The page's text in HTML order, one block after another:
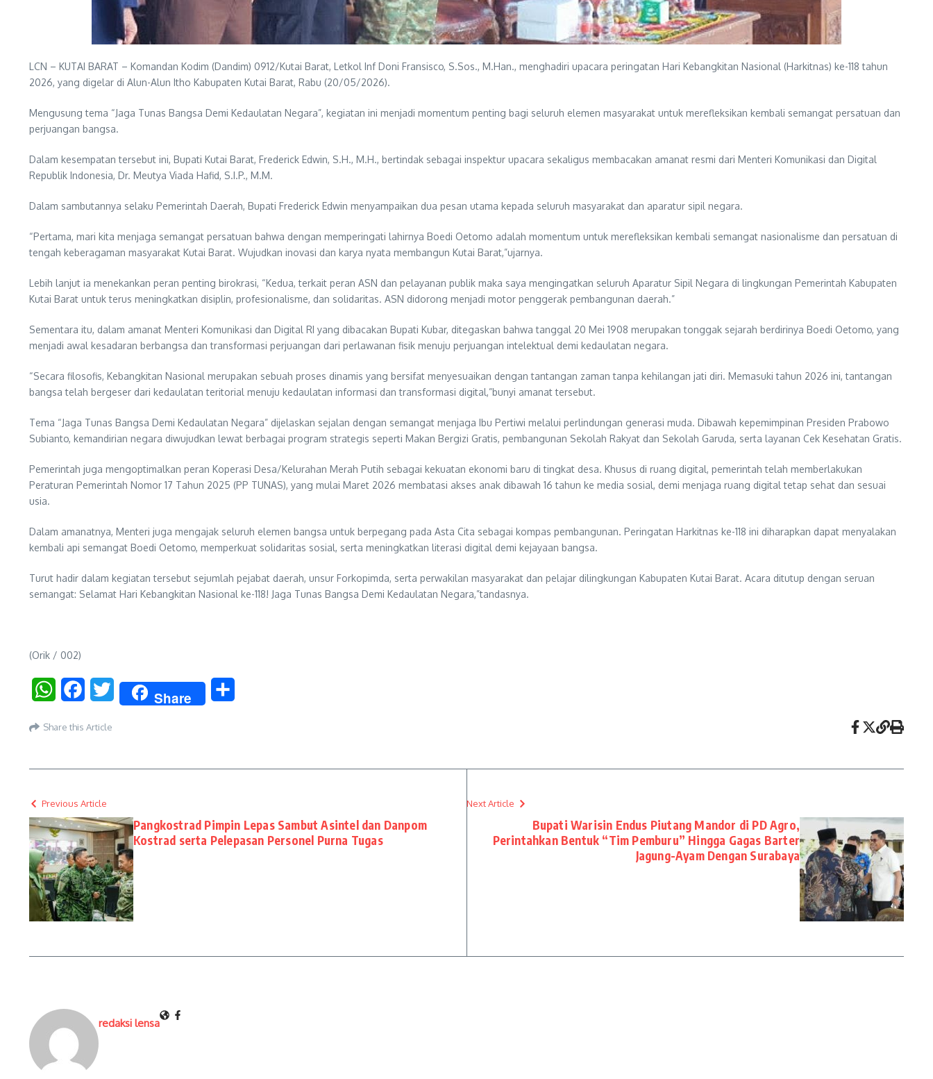
LCN – KUTAI BARAT – Komandan Kodim (Dandim) 0912/Kutai Barat, Letkol Inf Doni Fransisco, S.Sos., M.Han., menghadiri upacara peringatan Hari Kebangkitan Nasional (Harkitnas) ke-118 tahun
2026, yang digelar di Alun-Alun Itho Kabupaten Kutai Barat, Rabu (20/05/2026).
Mengusung tema “Jaga Tunas Bangsa Demi Kedaulatan Negara”, kegiatan ini menjadi momentum penting bagi seluruh elemen masyarakat untuk merefleksikan kembali semangat persatuan dan
perjuangan bangsa.
Dalam kesempatan tersebut ini, Bupati Kutai Barat, Frederick Edwin, S.H., M.H., bertindak sebagai inspektur upacara sekaligus membacakan amanat resmi dari Menteri Komunikasi dan Digital
Republik Indonesia, Dr. Meutya Viada Hafid, S.I.P., M.M.
Dalam sambutannya selaku Pemerintah Daerah, Bupati Frederick Edwin menyampaikan dua pesan utama kepada seluruh masyarakat dan aparatur sipil negara.
“Pertama, mari kita menjaga semangat persatuan bahwa dengan memperingati lahirnya Boedi Oetomo adalah momentum untuk merefleksikan kembali semangat nasionalisme dan persatuan di
tengah keberagaman masyarakat Kutai Barat. Wujudkan inovasi dan karya nyata membangun Kutai Barat,”ujarnya.
Lebih lanjut ia menekankan peran penting birokrasi, “Kedua, terkait peran ASN dan pelayanan publik maka saya mengingatkan seluruh Aparatur Sipil Negara di lingkungan Pemerintah Kabupaten
Kutai Barat untuk terus meningkatkan disiplin, profesionalisme, dan solidaritas. ASN didorong menjadi motor penggerak pembangunan daerah.”
Sementara itu, dalam amanat Menteri Komunikasi dan Digital RI yang dibacakan Bupati Kubar, ditegaskan bahwa tanggal 20 Mei 1908 merupakan tonggak sejarah berdirinya Boedi Oetomo, yang
menjadi awal kesadaran berbangsa dan transformasi perjuangan dari perlawanan fisik menuju perjuangan intelektual demi kedaulatan negara.
“Secara filosofis, Kebangkitan Nasional merupakan sebuah proses dinamis yang bersifat menyesuaikan dengan tantangan zaman tanpa kehilangan jati diri. Memasuki tahun 2026 ini, tantangan
bangsa telah bergeser dari kedaulatan teritorial menuju kedaulatan informasi dan transformasi digital,”bunyi amanat tersebut.
Tema “Jaga Tunas Bangsa Demi Kedaulatan Negara” dijelaskan sejalan dengan semangat menjaga Ibu Pertiwi melalui perlindungan generasi muda. Dibawah kepemimpinan Presiden Prabowo
Subianto, kemandirian negara diwujudkan lewat berbagai program strategis seperti Makan Bergizi Gratis, pembangunan Sekolah Rakyat dan Sekolah Garuda, serta layanan Cek Kesehatan Gratis.
Pemerintah juga mengoptimalkan peran Koperasi Desa/Kelurahan Merah Putih sebagai kekuatan ekonomi baru di tingkat desa. Khusus di ruang digital, pemerintah telah memberlakukan
Peraturan Pemerintah Nomor 17 Tahun 2025 (PP TUNAS), yang mulai Maret 2026 membatasi akses anak dibawah 16 tahun ke media sosial, demi menjaga ruang digital tetap sehat dan sesuai
usia.
Dalam amanatnya, Menteri juga mengajak seluruh elemen bangsa untuk berpegang pada Asta Cita sebagai kompas pembangunan. Peringatan Harkitnas ke-118 ini diharapkan dapat menyalakan
kembali api semangat Boedi Oetomo, memperkuat solidaritas sosial, serta meningkatkan literasi digital demi kejayaan bangsa.
Turut hadir dalam kegiatan tersebut sejumlah pejabat daerah, unsur Forkopimda, serta perwakilan masyarakat dan pelajar dilingkungan Kabupaten Kutai Barat. Acara ditutup dengan seruan
semangat: Selamat Hari Kebangkitan Nasional ke-118! Jaga Tunas Bangsa Demi Kedaulatan Negara,”tandasnya.
(Orik / 002)
WhatsAppFacebookTwitter Share
Share this Article
Previous Article
Pangkostrad Pimpin Lepas Sambut Asintel dan Danpom
Kostrad serta Pelepasan Personel Purna Tugas
Next Article
Bupati Warisin Endus Piutang Mandor di PD Agro,
Perintahkan Bentuk “Tim Pemburu” Hingga Gagas Barter
Jagung-Ayam Dengan Surabaya
redaksi lensa